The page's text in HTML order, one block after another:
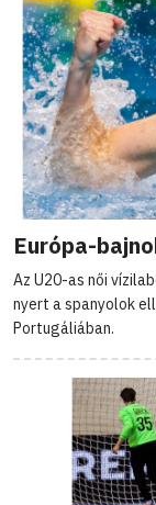
Európa-
Az U20-as női
nyert a spanyolok
Portugáliában.